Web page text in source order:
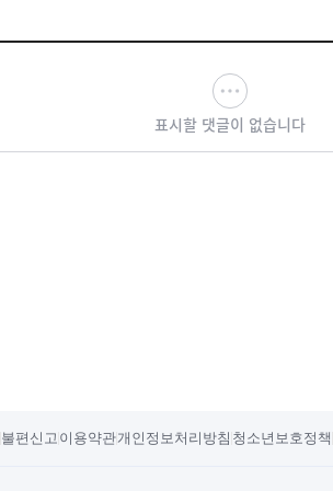
표시할 댓글이 없습니다
불편신고 이용약관개인정보처리방침 청소년보호정책